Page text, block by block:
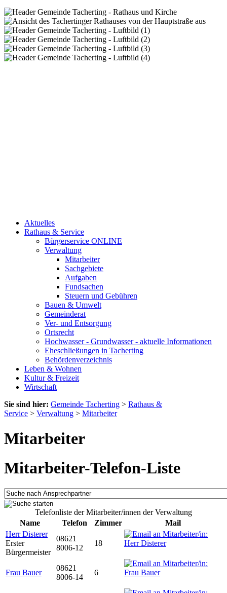
Aktuelles
Rathaus & Service
Bürgerservice ONLINE
Verwaltung
Mitarbeiter
Sachgebiete
Aufgaben
Fundsachen
Steuern und Gebühren
Bauen & Umwelt
Gemeinderat
Ver- und Entsorgung
Ortsrecht
Hochwasser - Grundwasser - aktuelle Informationen
Eheschließungen in Tacherting
Behördenverzeichnis
Leben & Wohnen
Kultur & Freizeit
Wirtschaft
Sie sind hier: Gemeinde Tacherting > Rathaus &
Service > Verwaltung > Mitarbeiter
Mitarbeiter
Mitarbeiter-Telefon-Liste
Telefonliste der Mitarbeiter/innen der Verwaltung
Name
Telefon Zimmer
Mail
Herr Disterer
Erster
Bürgermeister
08621
8006-12
18
Frau Bauer
08621
8006-14
6